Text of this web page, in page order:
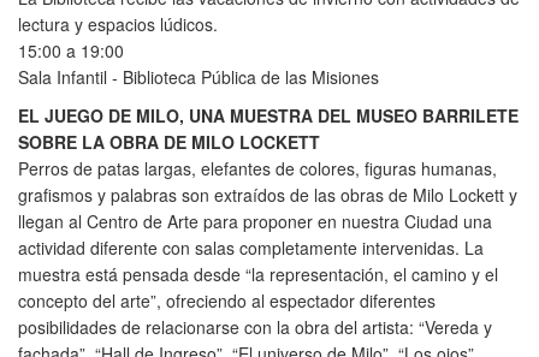
lectura y espacios lúdicos.
15:00 a 19:00
Sala Infantil - Biblioteca Pública de las Misiones
EL JUEGO DE MILO, UNA MUESTRA DEL MUSEO BARRILETE
SOBRE LA OBRA DE MILO LOCKETT
Perros de patas largas, elefantes de colores, figuras humanas,
grafismos y palabras son extraídos de las obras de Milo Lockett y
llegan al Centro de Arte para proponer en nuestra Ciudad una
actividad diferente con salas completamente intervenidas. La
muestra está pensada desde “la representación, el camino y el
concepto del arte”, ofreciendo al espectador diferentes
posibilidades de relacionarse con la obra del artista: “Vereda y